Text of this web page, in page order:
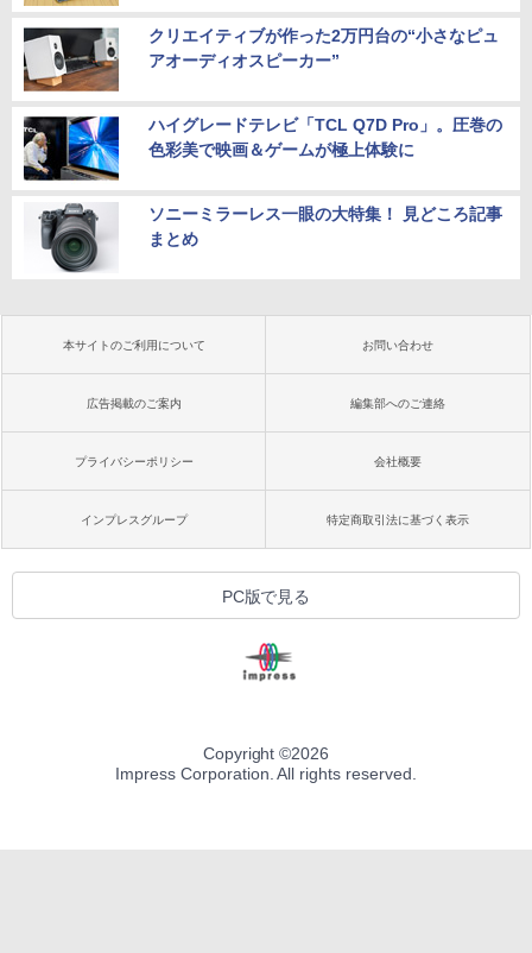
クリエイティブが作った2万円台の“小さなピュ
アオーディオスピーカー”
ハイグレードテレビ「TCL Q7D Pro」。圧巻の
色彩美で映画＆ゲームが極上体験に
ソニーミラーレス一眼の大特集！ 見どころ記事
まとめ
本サイトのご利用について お問い合わせ
広告掲載のご案内 編集部へのご連絡
プライバシーポリシー 会社概要
インプレスグループ 特定商取引法に基づく表示
PC版で見る
Copyright ©2026
Impress Corporation. All rights reserved.